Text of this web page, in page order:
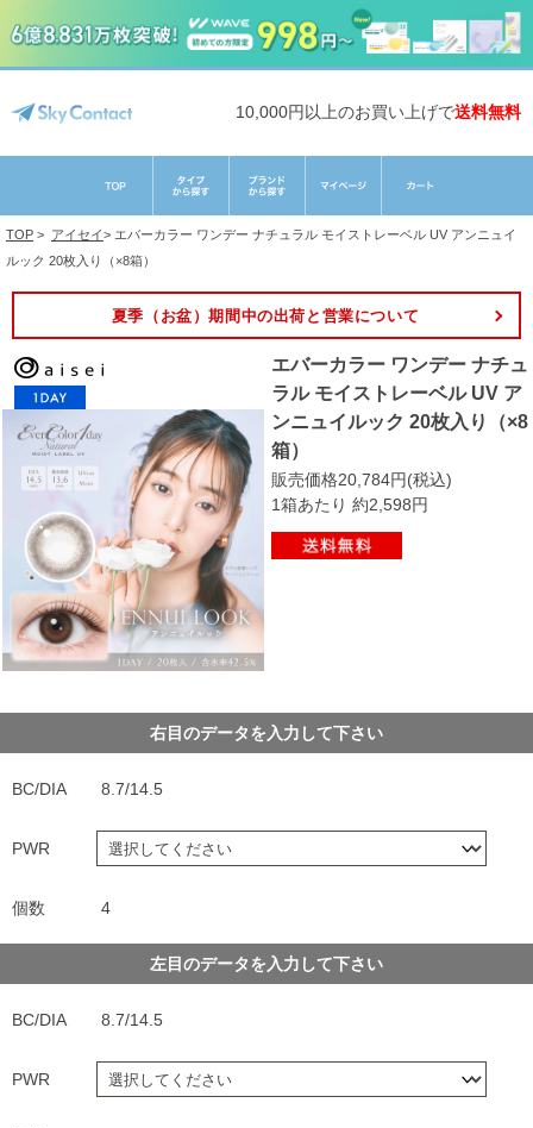
10,000円以上のお買い上げで送料無料
TOP > アイセイ> エバーカラー ワンデー ナチュラル モイストレーベル UV アンニュイ
ルック 20枚入り（×8箱）
夏季（お盆）期間中の出荷と営業について
エバーカラー ワンデー ナチュ
ラル モイストレーベル UV ア
ンニュイルック 20枚入り（×8
箱）
販売価格20,784円(税込)
1箱あたり 約2,598円
右目のデータを入力して下さい
BC/DIA 8.7/14.5
PWR
個数 4
左目のデータを入力して下さい
BC/DIA 8.7/14.5
PWR